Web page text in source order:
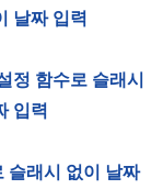
날짜 입력
정 함수로 슬래시
입력
슬래시 없이 날짜